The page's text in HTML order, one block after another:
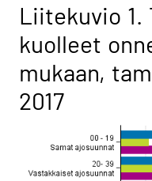
Liitekuvio 1.
kuolleet
mukaan,
2017